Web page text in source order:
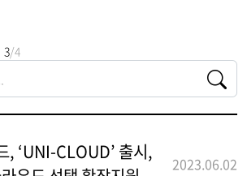
3/4
, ‘UNI-CLOUD’ 출시,
2023.06.02